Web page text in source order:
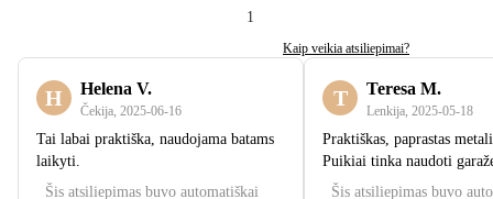
1
Kaip veikia atsiliepimai?
H Helena V.
Čekija 2025‑06‑16
Tai labai praktiška, naudojama batams
laikyti.
Šis atsiliepimas buvo automatiškai
T Teresa M.
Lenkija 2025‑05‑18
Praktiškas, paprastas
Puikiai tinka naudoti
Šis atsiliepimas buvo